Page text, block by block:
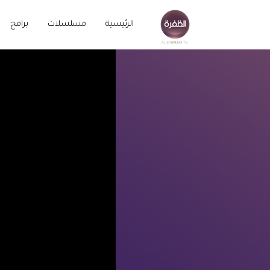
الرئيسية مسلسلات برامج